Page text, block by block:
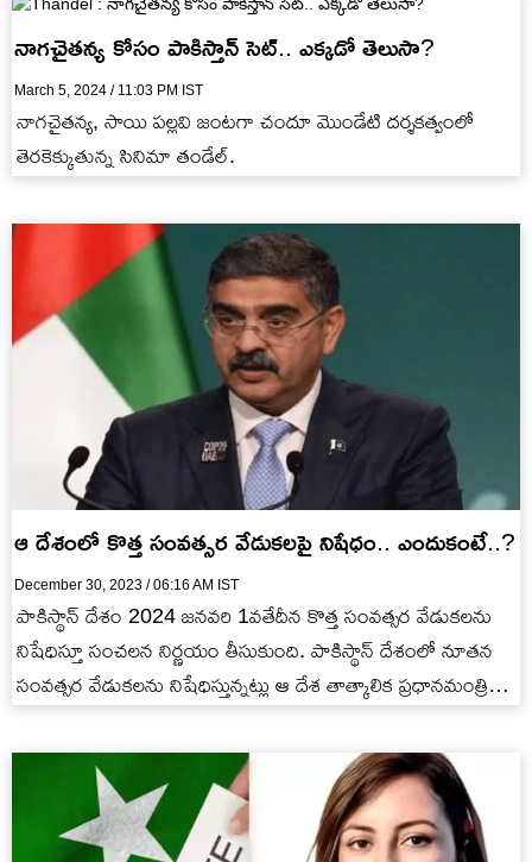
నాగచైతన్య కోసం పాకిస్తాన్ సెట్.. ఎక్కడో తెలుసా?
March 5, 2024 / 11:03 PM IST
నాగచైతన్య, సాయి పల్లవి జంటగా చందూ మొండేటి దర్శకత్వంలో
తెరకెక్కుతున్న సినిమా తండేల్.
ఆ దేశంలో కొత్త సంవత్సర వేడుకలపై నిషేధం.. ఎందుకంటే..?
December 30, 2023 / 06:16 AM IST
పాకిస్థాన్ దేశం 2024 జనవరి 1వతేదీన కొత్త సంవత్సర వేడుకలను
నిషేధిస్తూ సంచలన నిర్ణయం తీసుకుంది. పాకిస్థాన్ దేశంలో నూతన
సంవత్సర వేడుకలను నిషేధిస్తున్నట్లు ఆ దేశ తాత్కాలిక ప్రధానమంత్రి